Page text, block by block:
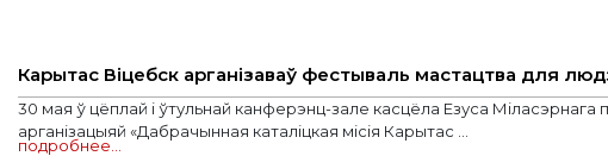
Карытас Віцебск арганізаваў фестываль мастацтва для
30 мая ў цёплай і ўтульнай канферэнц-зале касцёла Езуса
арганізацыяй «Дабрачынная каталіцкая місія Карытас ...
подробнее…